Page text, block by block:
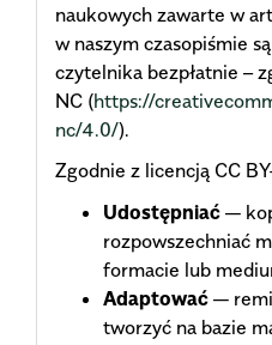
naukowych zawarte w
w naszym czasopiśmie
czytelnika bezpłatnie –
NC (https://
nc/4.0/).
Zgodnie z licencją CC
Udostępniać —
rozpowszechniać
formacie lub
Adaptować —
tworzyć na bazie